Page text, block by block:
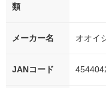
類
メーカー名 オオイ
JANコード